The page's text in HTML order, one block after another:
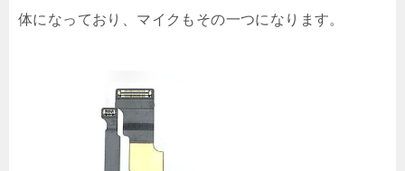
体になっており、マイクもその一つになります。